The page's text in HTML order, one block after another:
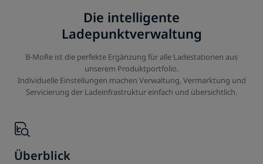
Die intelligente
Ladepunktverwaltung
B-MoRe ist die perfekte Ergänzung für alle Ladestationen aus
unserem Produktportfolio.
Individuelle Einstellungen machen Verwaltung, Vermarktung und
Servicierung der Ladeinfrastruktur einfach und übersichtlich.
Überblick